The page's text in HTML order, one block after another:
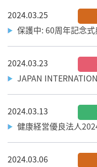
2024.03.25
保護中: 60周年記念
2024.03.23
JAPAN
2024.03.13
健康経営優良法人
2024.03.06